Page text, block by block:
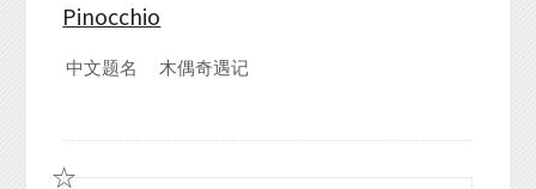
Pinocchio
中文题名 木偶奇遇记